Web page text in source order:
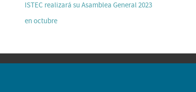
ISTEC realizará su Asamblea General 2023
en octubre